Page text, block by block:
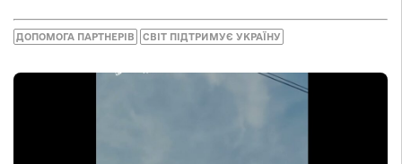
ДОПОМОГА ПАРТНЕРІВ СВІТ ПІДТРИМУЄ УКРАЇНУ